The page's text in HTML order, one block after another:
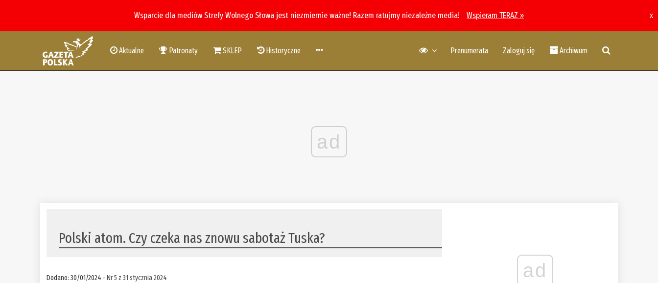
Wsparcie dla mediów Strefy Wolnego Słowa jest niezmiernie ważne! Razem ratujmy niezależne media! Wspieram TERAZ » x
Aktualne Patronaty SKLEP Historyczne Prenumerata Zaloguj się Archiwum
ad
Polski atom. Czy czeka nas znowu sabotaż Tuska?
Dodano: 30/01/2024 -Nr 5 z 31 stycznia 2024 ad